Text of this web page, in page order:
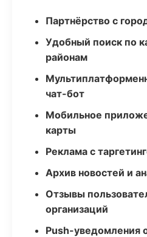
Партнёрство с
Удобный поиск по
районам
чат-бот
Мобильное
карты
Реклама с
Архив новостей и
Отзывы
организаций
Push-уведомления